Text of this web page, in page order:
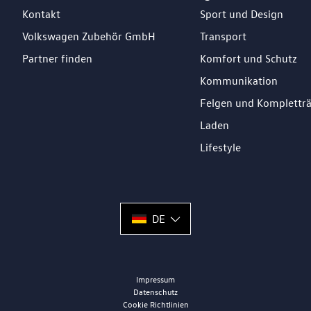
Kontakt
Volkswagen Zubehör GmbH
Partner finden
Sport und Design
Transport
Komfort und Schutz
Kommunikation
Felgen und
Laden
Lifestyle
DE
Impressum
Datenschutz
Cookie Richtlinien